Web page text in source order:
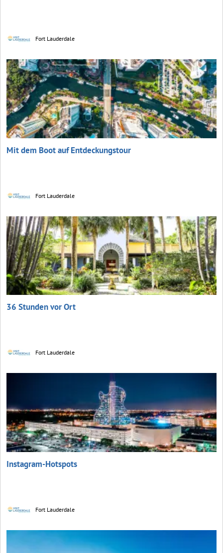
Fort Lauderdale
Mit dem Boot auf Entdeckungstour
Fort Lauderdale
36 Stunden vor Ort
Fort Lauderdale
Instagram-Hotspots
Fort Lauderdale